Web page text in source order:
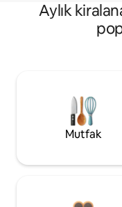
Aylık
Mutfak